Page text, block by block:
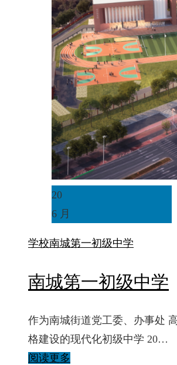
20
6 月
学校南城第一初级中学
南城第一初级中学
作为南城街道党工委、办事处
格建设的现代化初级中学 20…
阅读更多